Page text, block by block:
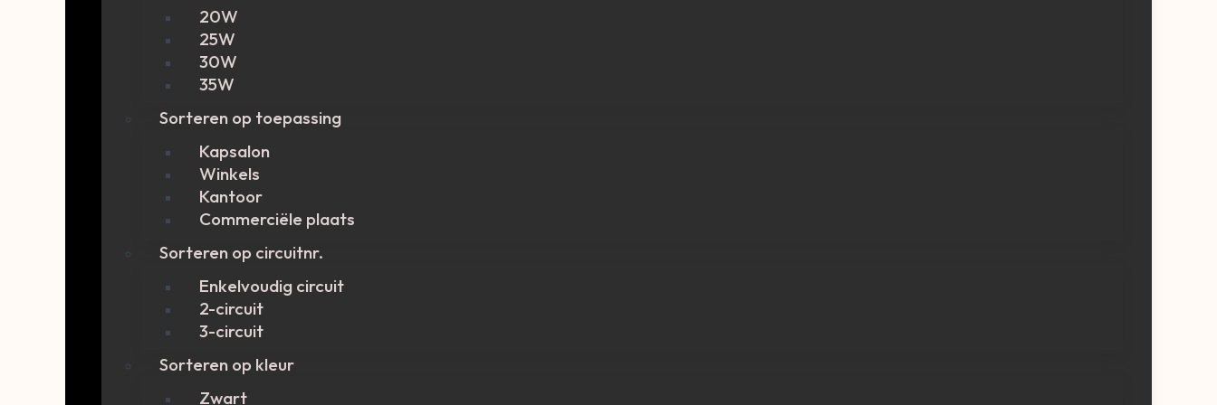
20W
25W
30W
35W
Sorteren op toepassing
Kapsalon
Winkels
Kantoor
Commerciële plaats
Sorteren op circuitnr.
Enkelvoudig circuit
2-circuit
3-circuit
Sorteren op kleur
Zwart